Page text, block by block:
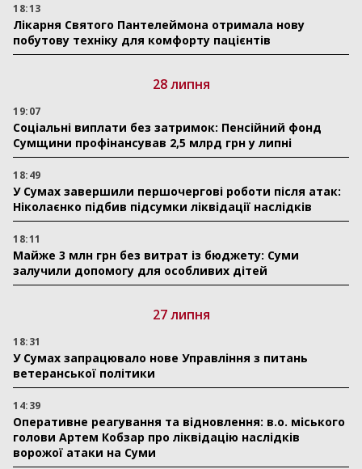
18:13
Лікарня Святого Пантелеймона отримала нову
побутову техніку для комфорту пацієнтів
28 липня
19:07
Соціальні виплати без затримок: Пенсійний фонд
Сумщини профінансував 2,5 млрд грн у липні
18:49
У Сумах завершили першочергові роботи після атак:
Ніколаєнко підбив підсумки ліквідації наслідків
18:11
Майже 3 млн грн без витрат із бюджету: Суми
залучили допомогу для особливих дітей
27 липня
18:31
У Сумах запрацювало нове Управління з питань
ветеранської політики
14:39
Оперативне реагування та відновлення: в.о. міського
голови Артем Кобзар про ліквідацію наслідків
ворожої атаки на Суми